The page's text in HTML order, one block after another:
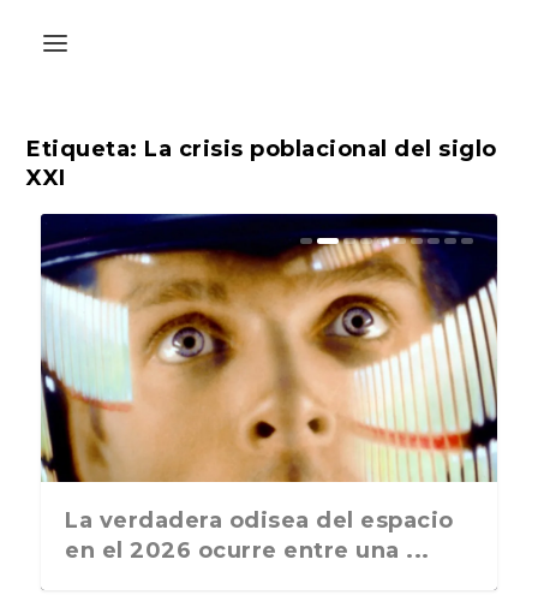
Etiqueta: La crisis poblacional del siglo
XXI
La última postal de la temporada
nos recuerda que nos vamos ...
La verdadera odisea del espacio
en el 2026 ocurre entre una ...